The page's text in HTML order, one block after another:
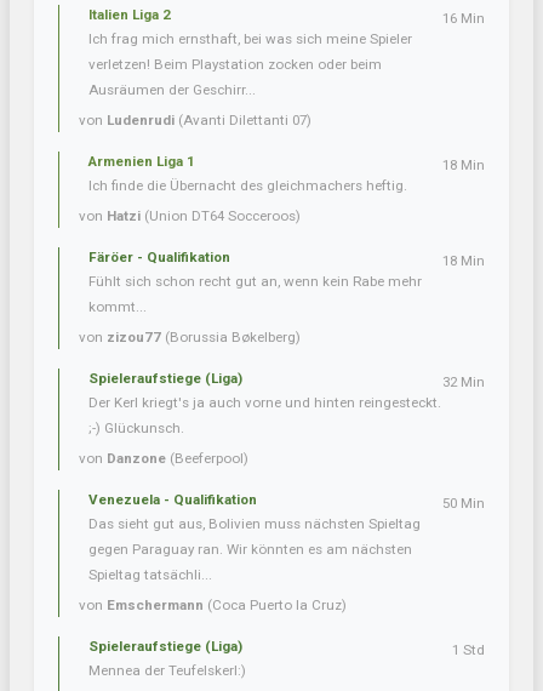
Italien Liga 2
Ich frag mich ernsthaft, bei was sich meine Spieler
verletzen! Beim Playstation zocken oder beim
Ausräumen der Geschirr...
von Ludenrudi (Avanti Dilettanti 07)
16 Min
Armenien Liga 1
Ich finde die Übernacht des gleichmachers heftig.
von Hatzi (Union DT64 Socceroos)
18 Min
Färöer - Qualifikation
Fühlt sich schon recht gut an, wenn kein Rabe mehr
kommt...
von zizou77 (Borussia Bøkelberg)
18 Min
Spieleraufstiege (Liga)
Der Kerl kriegt's ja auch vorne und hinten reingesteckt.
;-) Glückunsch.
von Danzone (Beeferpool)
32 Min
Venezuela - Qualifikation
Das sieht gut aus, Bolivien muss nächsten Spieltag
gegen Paraguay ran. Wir könnten es am nächsten
Spieltag tatsächli...
von Emschermann (Coca Puerto la Cruz)
50 Min
Spieleraufstiege (Liga)
Mennea der Teufelskerl:)
1 Std